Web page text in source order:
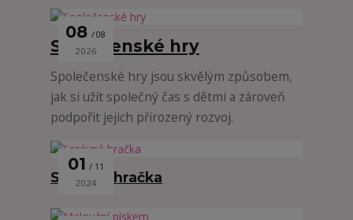
08 08
2026
Společenské hry
Společenské hry jsou skvělým způsobem,
jak si užít společný čas s dětmi a zároveň
podpořit jejich přirozený rozvoj.
01 11
2024
Správná hračka